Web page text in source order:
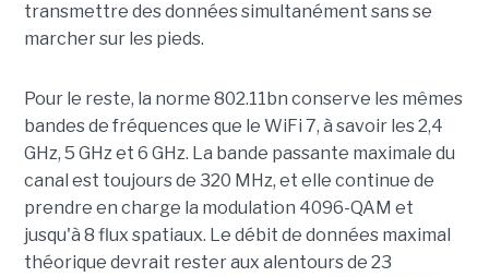
transmettre des données simultanément sans se
marcher sur les pieds.
Pour le reste, la norme 802.11bn conserve les mêmes
bandes de fréquences que le WiFi 7, à savoir les 2,4
GHz, 5 GHz et 6 GHz. La bande passante maximale du
canal est toujours de 320 MHz, et elle continue de
prendre en charge la modulation 4096-QAM et
jusqu'à 8 flux spatiaux. Le débit de données maximal
théorique devrait rester aux alentours de 23